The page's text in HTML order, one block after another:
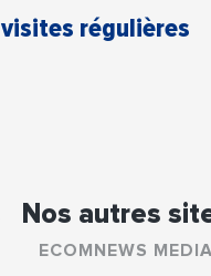
visites régulières
Nos autres
ECOMNEWS MEDIA